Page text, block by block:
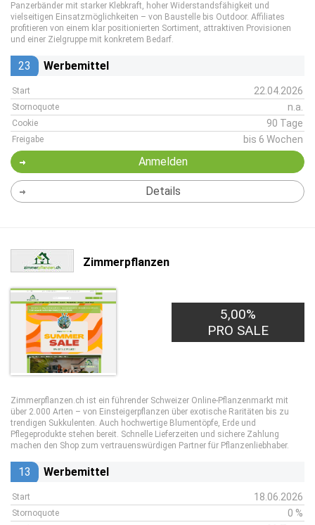
Panzerbänder mit starker Klebkraft, hoher Widerstandsfähigkeit und
vielseitigen Einsatzmöglichkeiten – von Baustelle bis Outdoor. Affiliates
profitieren von einem klar positionierten Sortiment, attraktiven Provisionen
und einer Zielgruppe mit konkretem Bedarf.
23 Werbemittel
Start 22.04.2026
Stornoquote n.a.
Cookie 90 Tage
Freigabe bis 6 Wochen
Anmelden
Details
Zimmerpflanzen
5,00%
PRO SALE
Zimmerpflanzen.ch ist ein führender Schweizer Online-Pflanzenmarkt mit
über 2.000 Arten – von Einsteigerpflanzen über exotische Raritäten bis zu
trendigen Sukkulenten. Auch hochwertige Blumentöpfe, Erde und
Pflegeprodukte stehen bereit. Schnelle Lieferzeiten und sichere Zahlung
machen den Shop zum vertrauenswürdigen Partner für Pflanzenliebhaber.
13 Werbemittel
Start 18.06.2026
Stornoquote 0 %